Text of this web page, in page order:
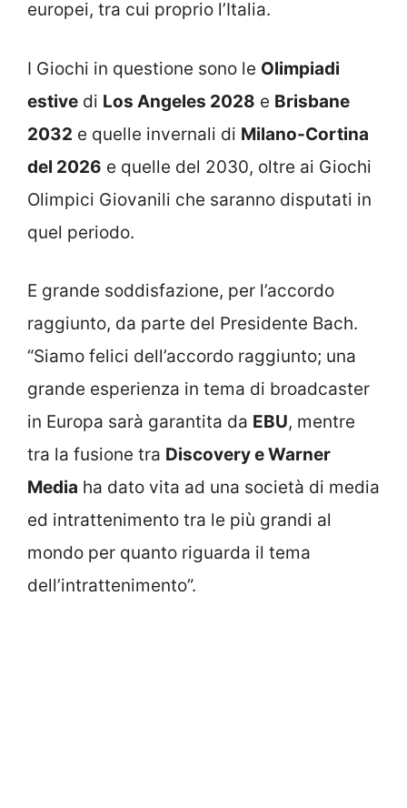
europei, tra cui proprio l’Italia.
I Giochi in questione sono le Olimpiadi
estive di Los Angeles 2028 e Brisbane
2032 e quelle invernali di Milano-Cortina
del 2026 e quelle del 2030, oltre ai Giochi
Olimpici Giovanili che saranno disputati in
quel periodo.
E grande soddisfazione, per l’accordo
raggiunto, da parte del Presidente Bach.
“Siamo felici dell’accordo raggiunto; una
grande esperienza in tema di broadcaster
in Europa sarà garantita da EBU, mentre
tra la fusione tra Discovery e Warner
Media ha dato vita ad una società di media
ed intrattenimento tra le più grandi al
mondo per quanto riguarda il tema
dell’intrattenimento”.